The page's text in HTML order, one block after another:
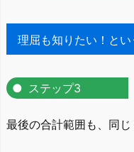
理屈も知りたい！と
もりの
わけわかめ
ステップ3
最後の合計範囲も、同じ